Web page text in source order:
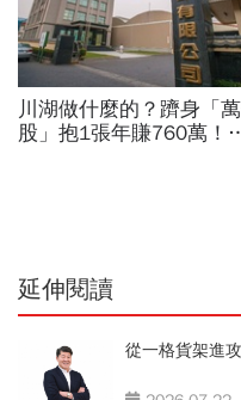
川湖做什麼的？躋身「
股」抱1張年賺760萬！
延伸閱讀
從一格貨架進